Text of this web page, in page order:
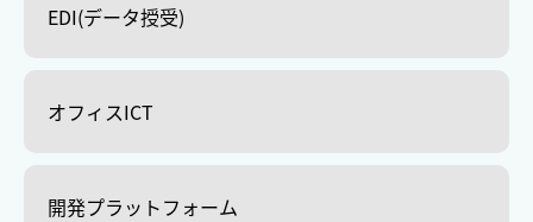
EDI(データ授受)
オフィスICT
開発プラットフォーム